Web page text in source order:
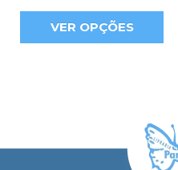
VER OPÇÕES